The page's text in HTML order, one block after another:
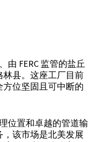
由 FERC 监管的盐丘
县。这座工厂目前
位坚固且可中断的
位置和卓越的管道输
该市场是北美发展